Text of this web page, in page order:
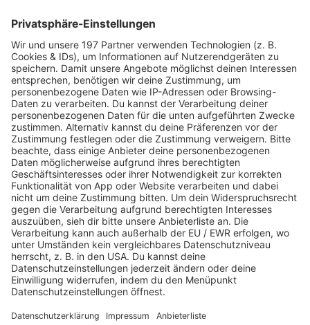
Puls sinkt.
ist, beginnst du erneut zu zählen. Diesmal während du die
Luft in anhälst. Und,wer hätte es gedacht, diesmal bis
sieben.
"8" - Zum Schluss atmest du die Luft wieder mit einem
leisen Rauschen aus dem leicht geöffneten Mund aus.
Während du bis acht zählst, setzt eine tiefe Entspannung
ein.
Das ganze wiederholst du am Anfang vier, wenn du dich
mit der Technik vertraut gemacht hast acht Mal.
Übrigens: Die Technik ist nicht nur super zum
Einschlafen. Wenn du sie nach dem Aufwachen
garantiert. Du solltest sie also unbedingt mal in deine